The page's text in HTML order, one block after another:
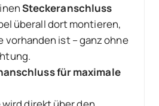
Steckeranschluss
überall dort montieren,
vorhanden ist – ganz ohne
für maximale